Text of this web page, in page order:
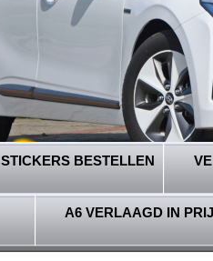
STICKERS BESTELLEN
A6 VERLAAGD IN